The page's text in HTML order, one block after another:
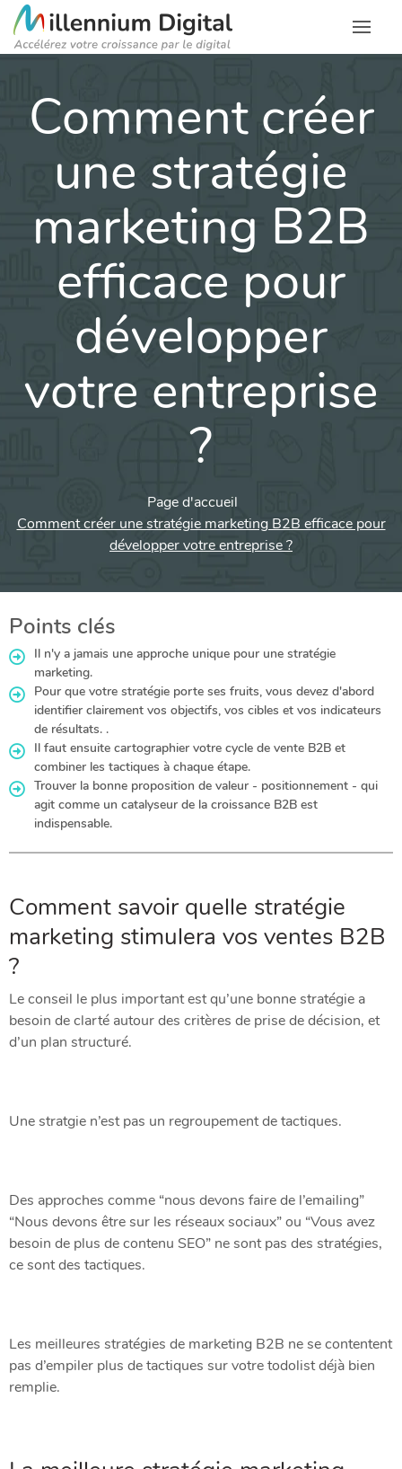
Comment créer
une stratégie
marketing B2B
efficace pour
développer
votre entreprise
?
Page d'accueil
Comment créer une stratégie marketing B2B efficace pour
développer votre entreprise ?
Points clés
Il n'y a jamais une approche unique pour une stratégie
marketing.
Pour que votre stratégie porte ses fruits, vous devez d'abord
identifier clairement vos objectifs, vos cibles et vos indicateurs
de résultats. .
Il faut ensuite cartographier votre cycle de vente B2B et
combiner les tactiques à chaque étape.
Trouver la bonne proposition de valeur - positionnement - qui
agit comme un catalyseur de la croissance B2B est
indispensable.
Comment savoir quelle stratégie
marketing stimulera vos ventes B2B
?
Le conseil le plus important est qu’une bonne stratégie a
besoin de clarté autour des critères de prise de décision, et
d’un plan structuré.
Une stratgie n’est pas un regroupement de tactiques.
Des approches comme “nous devons faire de l’emailing”
“Nous devons être sur les réseaux sociaux” ou “Vous avez
besoin de plus de contenu SEO” ne sont pas des stratégies,
ce sont des tactiques.
Les meilleures stratégies de marketing B2B ne se contentent
pas d’empiler plus de tactiques sur votre todolist déjà bien
remplie.